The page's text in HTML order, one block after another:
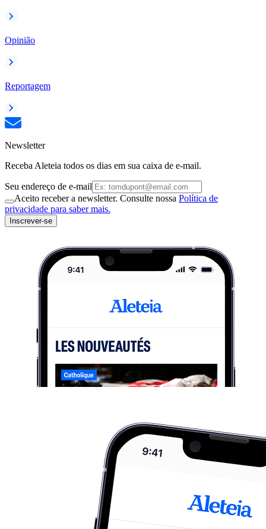
Opinião
Reportagem
Newsletter
Receba Aleteia todos os dias em sua caixa de e-mail.
Seu endereço de e-mail
Aceito receber a newsletter. Consulte nossa Política de
privacidade para saber mais.
Inscrever-se